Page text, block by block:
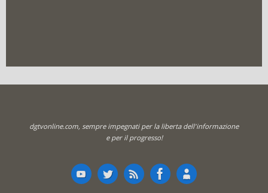
dgtvonline.com, sempre impegnati per la liberta dell'informazione
e per il progresso!